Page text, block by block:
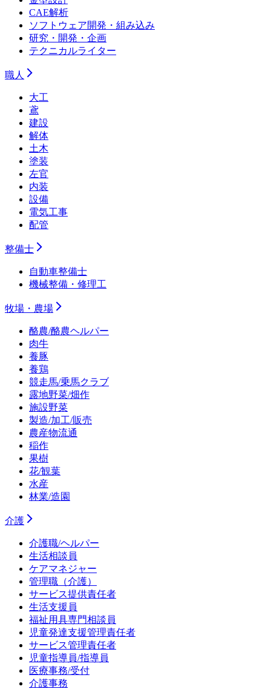
CAE解析
ソフトウェア開発・組み込み
研究・開発・企画
テクニカルライター
職人
大工
鳶
建設
解体
土木
塗装
左官
内装
設備
電気工事
配管
整備士
自動車整備士
機械整備・修理工
牧場・農場
酪農/酪農ヘルパー
肉牛
養豚
養鶏
競走馬/乗馬クラブ
露地野菜/畑作
施設野菜
製造/加工/販売
農産物流通
稲作
果樹
花/観葉
水産
林業/造園
介護
介護職/ヘルパー
生活相談員
ケアマネジャー
管理職（介護）
サービス提供責任者
生活支援員
福祉用具専門相談員
児童発達支援管理責任者
サービス管理責任者
児童指導員/指導員
医療事務/受付
介護事務